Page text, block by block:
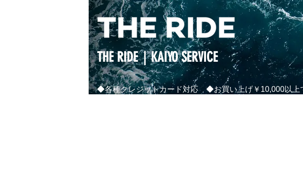
THE RIDE｜KAIYO SERVICE
◆各種クレジットカード対応 ◆お買い上げ￥10,000以上